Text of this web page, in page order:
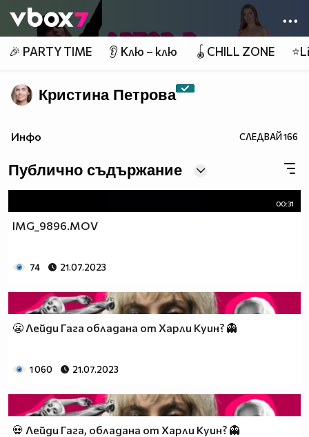
👾
🎉 PARTY TIME 👂 Клю – клю 🪀CHILL ZONE
Кристина Петрова
Инфо СЛЕДВАЙ166
Публично съдържание
00:31
IMG_9896.MOV
74 21.07.2023
😬 Лейди Гага обладана от Харли Куин? 👻
1 060 21.07.2023
💀 Лейди Гага, обладана от Харли Куин? 👻